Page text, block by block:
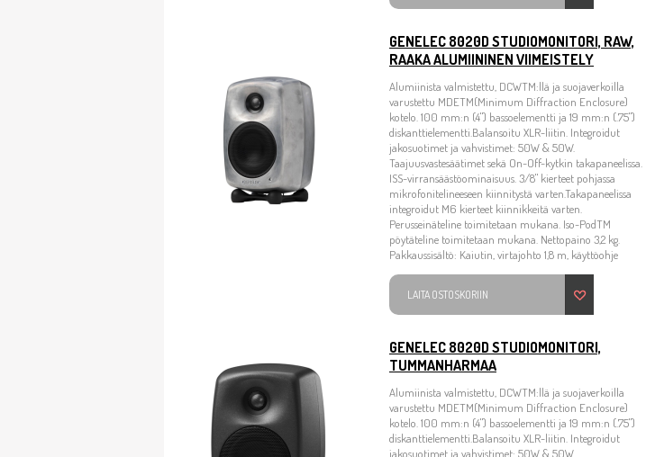
GENELEC 8020D STUDIOMONITORI, RAW,
RAAKA ALUMIININEN VIIMEISTELY
Alumiinista valmistettu, DCWTM:llä ja suojaverkoilla
varustettu MDETM(Minimum Diffraction Enclosure)
kotelo. 100 mm:n (4") bassoelementti ja 19 mm:n (.75")
diskanttielementti.Balansoitu XLR-liitin. Integroidut
jakosuotimet ja vahvistimet: 50W & 50W.
Taajuusvastesäätimet sekä On-Off-kytkin takapaneelissa.
ISS-virransäästöominaisuus. 3/8" kierteet pohjassa
mikrofonitelineeseen kiinnitystä varten.Takapaneelissa
integroidut M6 kierteet kiinnikkeitä varten.
Perusseinäteline toimitetaan mukana. Iso-PodTM
pöytäteline toimitetaan mukana. Nettopaino 3,2 kg.
Pakkaussisältö: Kaiutin, virtajohto 1,8 m, käyttöohje
LAITA OSTOSKORIIN
GENELEC 8020D STUDIOMONITORI,
TUMMANHARMAA
Alumiinista valmistettu, DCWTM:llä ja suojaverkoilla
varustettu MDETM(Minimum Diffraction Enclosure)
kotelo. 100 mm:n (4") bassoelementti ja 19 mm:n (.75")
diskanttielementti.Balansoitu XLR-liitin. Integroidut
jakosuotimet ja vahvistimet: 50W & 50W.